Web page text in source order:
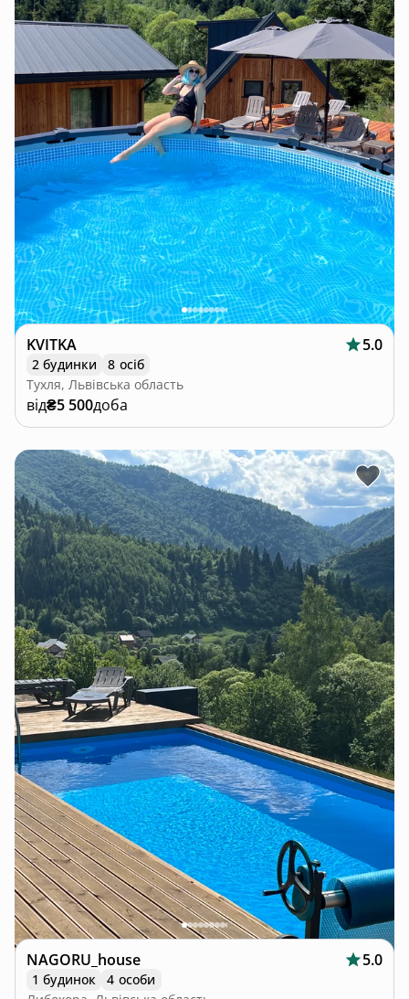
KVITKA 5.0
2 будинки
8 осіб
Тухля, Львівська область
від₴5 500доба
NAGORU_house 5.0
1 будинок
4 особи